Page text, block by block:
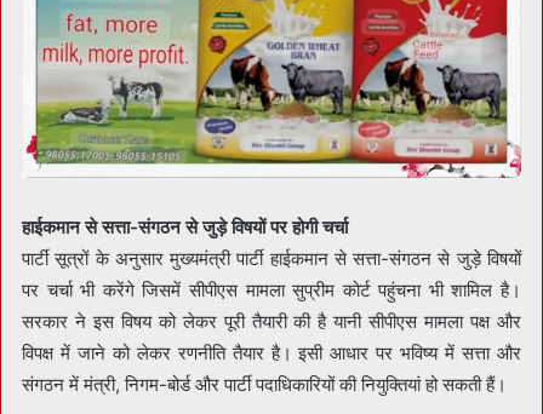
हाईकमान से सत्ता-संगठन से जुड़े विषयों पर होगी चर्चा
पार्टी सूत्रों के अनुसार मुख्यमंत्री पार्टी हाईकमान से सत्ता-संगठन से जुड़े विषयों
पर चर्चा भी करेंगे जिसमें सीपीएस मामला सुप्रीम कोर्ट पहुंचना भी शामिल है।
सरकार ने इस विषय को लेकर पूरी तैयारी की है यानी सीपीएस मामला पक्ष और
विपक्ष में जाने को लेकर रणनीति तैयार है। इसी आधार पर भविष्य में सत्ता और
संगठन में मंत्री, निगम-बोर्ड और पार्टी पदाधिकारियों की नियुक्तियां हो सकती हैं।